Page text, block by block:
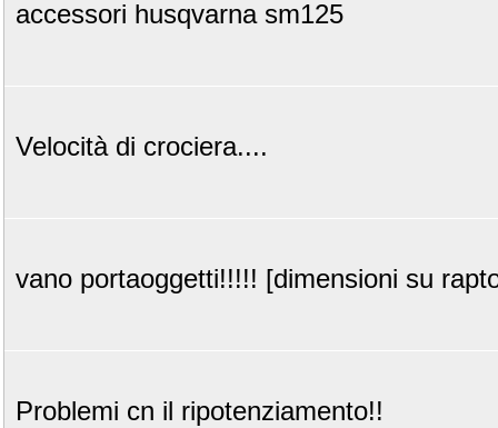
accessori husqvarna sm125
Velocità di crociera....
vano portaoggetti!!!!! [dimensioni su
Problemi cn il ripotenziamento!!